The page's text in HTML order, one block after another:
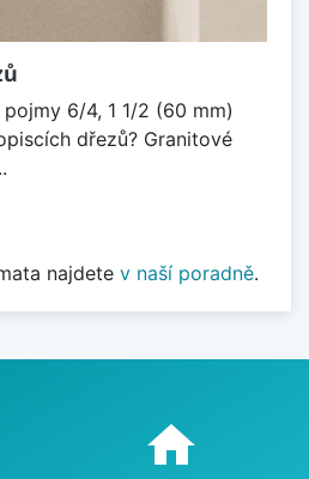
6/4, 1 1/2 (60 mm)
dřezů? Granitové
najdete v naší poradně.
home